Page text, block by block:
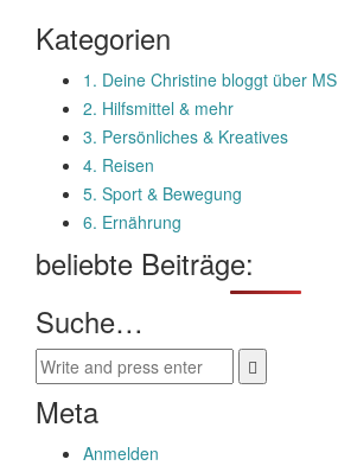
Kategorien
1. Deine Christine bloggt über MS
2. Hilfsmittel & mehr
3. Persönliches & Kreatives
4. Reisen
5. Sport & Bewegung
6. Ernährung
beliebte Beiträge:
Suche…
Meta
Anmelden